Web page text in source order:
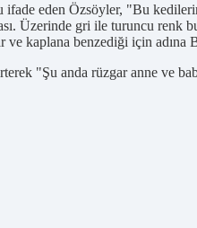
eden Özsöyler, "Bu
Üzerinde gri ile turuncu renk
kaplana benzediği için adına
"Şu anda rüzgar anne ve